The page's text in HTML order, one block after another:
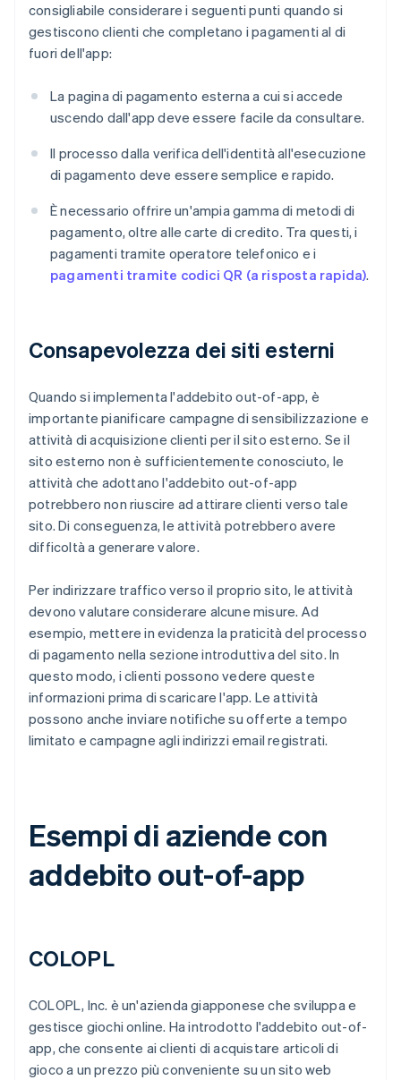
consigliabile considerare i seguenti punti quando si
gestiscono clienti che completano i pagamenti al di
fuori dell'app:
La pagina di pagamento esterna a cui si accede
uscendo dall'app deve essere facile da consultare.
Il processo dalla verifica dell'identità all'esecuzione
di pagamento deve essere semplice e rapido.
È necessario offrire un'ampia gamma di metodi di
pagamento, oltre alle carte di credito. Tra questi, i
pagamenti tramite operatore telefonico e i
pagamenti tramite codici QR (a risposta rapida).
Consapevolezza dei siti esterni
Quando si implementa l'addebito out-of-app, è
importante pianificare campagne di sensibilizzazione e
attività di acquisizione clienti per il sito esterno. Se il
sito esterno non è sufficientemente conosciuto, le
attività che adottano l'addebito out-of-app
potrebbero non riuscire ad attirare clienti verso tale
sito. Di conseguenza, le attività potrebbero avere
difficoltà a generare valore.
Per indirizzare traffico verso il proprio sito, le attività
devono valutare considerare alcune misure. Ad
esempio, mettere in evidenza la praticità del processo
di pagamento nella sezione introduttiva del sito. In
questo modo, i clienti possono vedere queste
informazioni prima di scaricare l'app. Le attività
possono anche inviare notifiche su offerte a tempo
limitato e campagne agli indirizzi email registrati.
Esempi di aziende con
addebito out-of-app
COLOPL
COLOPL, Inc. è un'azienda giapponese che sviluppa e
gestisce giochi online. Ha introdotto l'addebito out-of-
app, che consente ai clienti di acquistare articoli di
gioco a un prezzo più conveniente su un sito web